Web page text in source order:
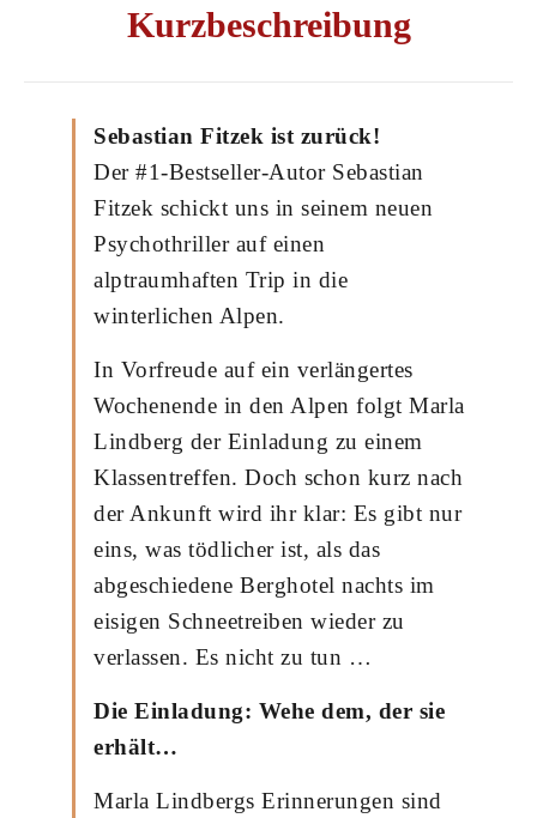
Kurzbeschreibung
Sebastian Fitzek ist zurück!
Der #1-Bestseller-Autor Sebastian
Fitzek schickt uns in seinem neuen
Psychothriller auf einen
alptraumhaften Trip in die
winterlichen Alpen.
In Vorfreude auf ein verlängertes
Wochenende in den Alpen folgt Marla
Lindberg der Einladung zu einem
Klassentreffen. Doch schon kurz nach
der Ankunft wird ihr klar: Es gibt nur
eins, was tödlicher ist, als das
abgeschiedene Berghotel nachts im
eisigen Schneetreiben wieder zu
verlassen. Es nicht zu tun …
Die Einladung: Wehe dem, der sie
erhält…
Marla Lindbergs Erinnerungen sind